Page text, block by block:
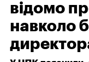
відомо
навколо